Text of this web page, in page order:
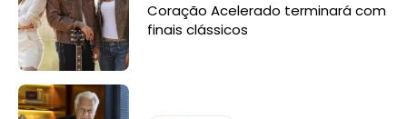
Coração Acelerado terminará com
finais clássicos